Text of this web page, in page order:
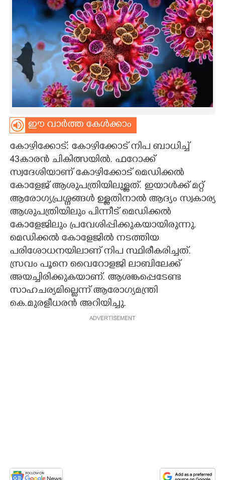
SPIRITUAL
INFO+
ART
CARTOONS
LITERATURE
ZOOM
CONTACT US
ഈ വാർത്ത കേൾക്കാം
കോഴിക്കോട്: കോഴിക്കോട് നിപ ബാധിച്ച്
43കാരൻ ചികിത്സയിൽ. ഫറോക്ക്
സ്വദേശിയാണ് കോഴിക്കോട് മെഡിക്കൽ
കോളേജ് ആശുപത്രിയിലുള്ളത്. ഇയാൾക്ക് മറ്റ്
ആരോഗ്യപ്രശ്നങ്ങൾ ഉള്ളതിനാൽ ആദ്യം സ്വകാര്യ
ആശുപത്രിയിലും പിന്നീട് മെഡിക്കൽ
കോളേജിലും പ്രവേശിപ്പിക്കുകയായിരുന്നു.
മെഡിക്കൽ കോളേജിൽ നടത്തിയ
പരിശോധനയിലാണ് നിപ സ്ഥിരീകരിച്ചത്.
സ്രവം പൂനെ വെെറോളജി ലാബിലേക്ക്
അയച്ചിരിക്കുകയാണ്. ആശങ്കപ്പെടേണ്ട
സാഹചര്യമില്ലെന്ന് ആരോഗ്യമന്ത്രി
കെ.മുരളീധരൻ അറിയിച്ചു.
ADVERTISEMENT